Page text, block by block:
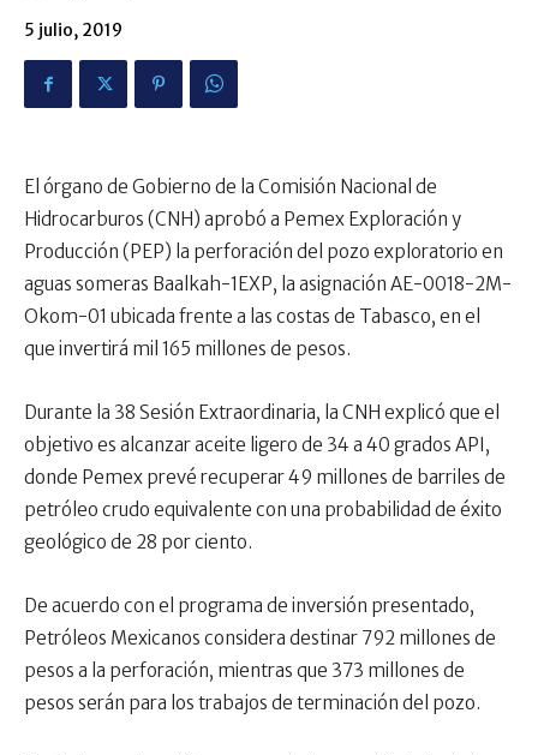
5 julio, 2019
El órgano de Gobierno de la Comisión Nacional de
Hidrocarburos (CNH) aprobó a Pemex Exploración y
Producción (PEP) la perforación del pozo exploratorio en
aguas someras Baalkah-1EXP, la asignación AE-0018-2M-
Okom-01 ubicada frente a las costas de Tabasco, en el
que invertirá mil 165 millones de pesos.
Durante la 38 Sesión Extraordinaria, la CNH explicó que el
objetivo es alcanzar aceite ligero de 34 a 40 grados API,
donde Pemex prevé recuperar 49 millones de barriles de
petróleo crudo equivalente con una probabilidad de éxito
geológico de 28 por ciento.
De acuerdo con el programa de inversión presentado,
Petróleos Mexicanos considera destinar 792 millones de
pesos a la perforación, mientras que 373 millones de
pesos serán para los trabajos de terminación del pozo.